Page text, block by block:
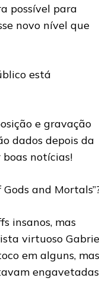
possível para
novo nível que
está
e gravação
dados depois da
notícias!
and
insanos, mas
virtuoso
em alguns, mas
engavetadas